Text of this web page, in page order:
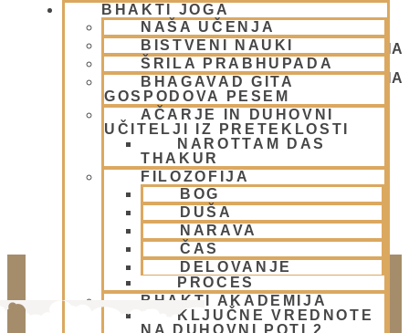
BHAKTI JOGA
NAŠA UČENJA
BISTVENI NAUKI
ŠRILA PRABHUPADA
BHAGAVAD GITA
GOSPODOVA PESEM
AČARJE IN DUHOVNI
UČITELJI IZ PRETEKLOSTI
NAROTTAM DAS
THAKUR
FILOZOFIJA
BOG
DUŠA
NARAVA
ČAS
DELOVANJE
PROCES
BHAKTI AKADEMIJA
KLJUČNE VREDNOTE
NA DUHOVNI POTI 2
NEDELJSKO SREČANJE - CENTER HARE KRIŠNA
LJUBLJANA
NEDELJSKO SREČANJE - CENTER HARE KRIŠNA
LJUBLJANA